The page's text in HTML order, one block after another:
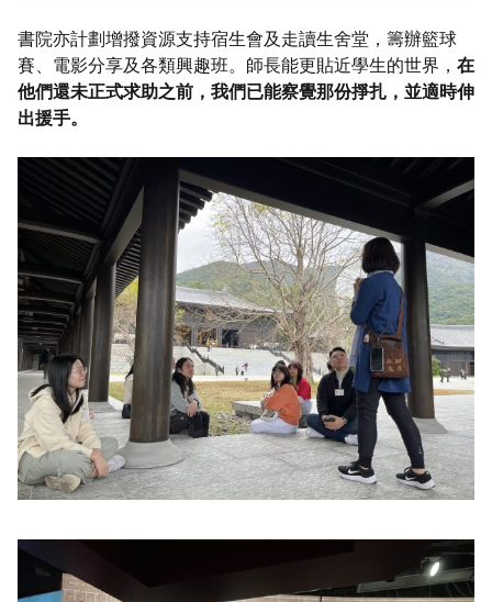
書院亦計劃增撥資源支持宿生會及走讀生舍堂，籌辦籃球
賽、電影分享及各類興趣班。師長能更貼近學生的世界， 在
他們還未正式求助之前，我們已能察覺那份掙扎，並適時伸
出援手。